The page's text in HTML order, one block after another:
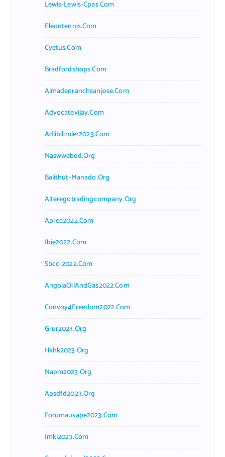
Lewis-Lewis-Cpas.com
Eleontennis.com
Cyetus.com
Bradfordshops.com
Almadenranchsanjose.com
Advocatevijay.com
Adlibilimler2023.com
Naswwebed.org
Balithut-Manado.org
Alteregotradingcompany.org
Aprce2022.com
Ibie2022.com
Sbcc-2022.com
AngolaOilAndGas2022.com
Convoy4Freedom2022.com
Grur2023.org
Hkhk2023.org
Napm2023.org
Apsdfd2023.org
Forumausape2023.com
Imkl2023.com